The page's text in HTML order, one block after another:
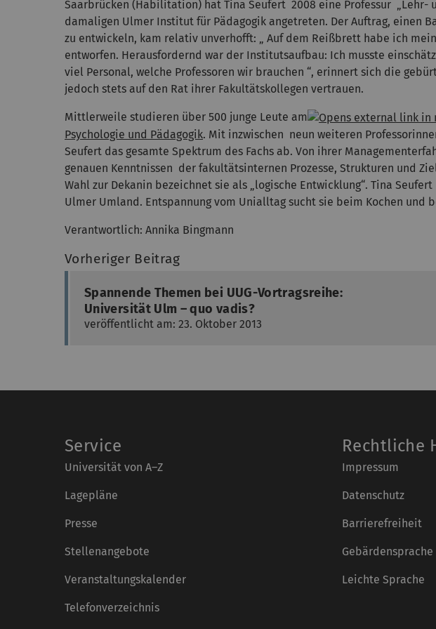
Saarbrücken (Habilitation) hat Tina Seufert 2008 eine Professur „Lehr-
damaligen Ulmer Institut für Pädagogik angetreten. Der Auftrag, einen
zu entwickeln, kam relativ unverhofft: „ Auf dem Reißbrett habe ich
entworfen. Herausfordernd war der Institutsaufbau: Ich musste
viel Personal, welche Professoren wir brauchen “, erinnert sich die
jedoch stets auf den Rat ihrer Fakultätskollegen vertrauen.
Mittlerweile studieren über 500 junge Leute am
Psychologie und Pädagogik. Mit inzwischen neun weiteren
Seufert das gesamte Spektrum des Fachs ab. Von ihrer
genauen Kenntnissen der fakultätsinternen Prozesse, Strukturen und
Wahl zur Dekanin bezeichnet sie als „logische Entwicklung“. Tina
Ulmer Umland. Entspannung vom Unialltag sucht sie beim Kochen und
Verantwortlich: Annika Bingmann
Vorheriger Beitrag
Spannende Themen bei UUG-Vortragsreihe:
Universität Ulm – quo vadis?
veröffentlicht am: 23. Oktober 2013
Service
Universität von A–Z
Lagepläne
Presse
Stellenangebote
Veranstaltungskalender
Telefonverzeichnis
Rechtliche
Impressum
Datenschutz
Barrierefreiheit
Gebärdensprache
Leichte Sprache